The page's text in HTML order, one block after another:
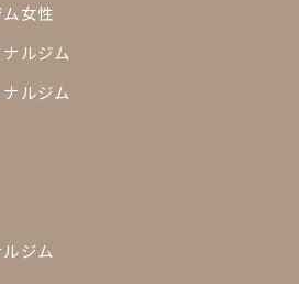
女性
ルジム
ルジム
ジム